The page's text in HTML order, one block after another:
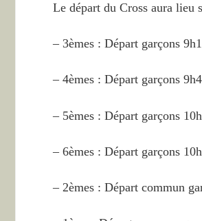
Le départ du Cross aura lieu
– 3èmes : Départ garçons
– 4èmes : Départ garçons
– 5èmes : Départ garçons
– 6èmes : Départ garçons
– 2èmes : Départ commun